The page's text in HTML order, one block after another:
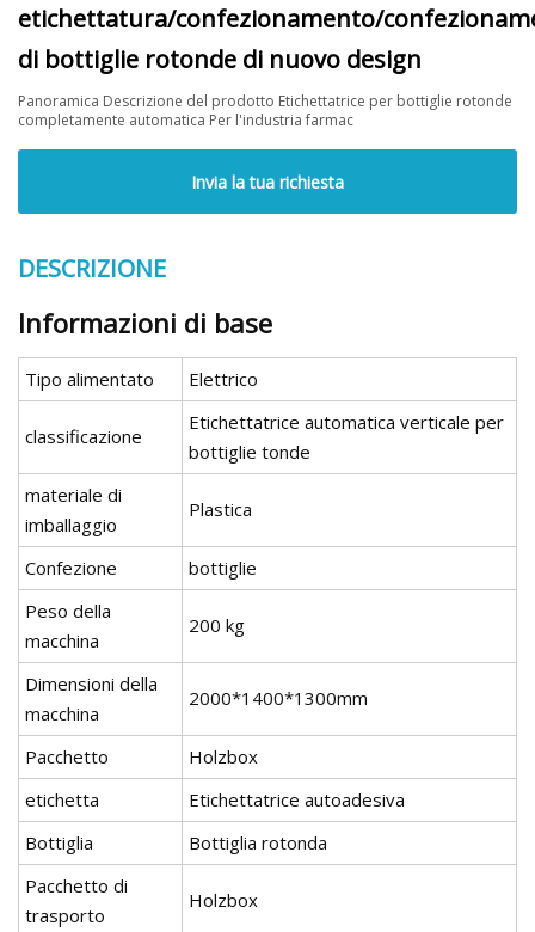
etichettatura/confezionamento/
di bottiglie rotonde di nuovo design
Panoramica Descrizione del prodotto Etichettatrice per bottiglie rotonde
completamente automatica Per l'industria farmac
Invia la tua richiesta
DESCRIZIONE
Informazioni di base
Tipo alimentato Elettrico
classificazione
Etichettatrice automatica verticale per
bottiglie tonde
materiale di
imballaggio
Plastica
Confezione
bottiglie
Peso della
macchina
200 kg
Dimensioni della
macchina
2000*1400*1300mm
Pacchetto
Holzbox
etichetta
Etichettatrice autoadesiva
Bottiglia
Bottiglia rotonda
Pacchetto di
trasporto
Holzbox